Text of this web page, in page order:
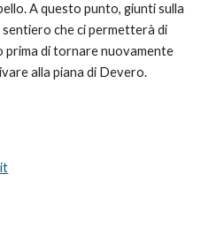
A questo punto, giunti sulla
sentiero che ci permetterà di
prima di tornare nuovamente
alla piana di Devero.